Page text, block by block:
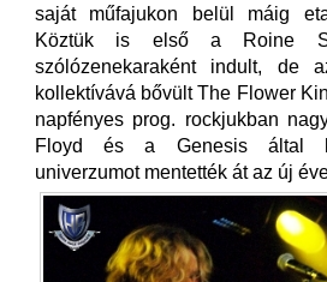
saját műfajukon belül máig
Köztük is első a Roine
szólózenekaraként indult, de
kollektívává bővült The Flower
napfényes prog. rockjukban
Floyd és a Genesis által
univerzumot mentették át az új